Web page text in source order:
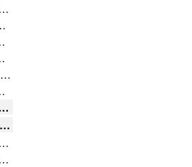
Защитные коврики и лотки
Кокосовые коврики
пористые (Лапша)
«Лапша»
400x600 мм
500x700 мм